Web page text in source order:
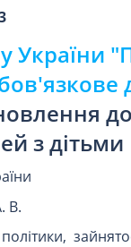
України
з дітьми
В.